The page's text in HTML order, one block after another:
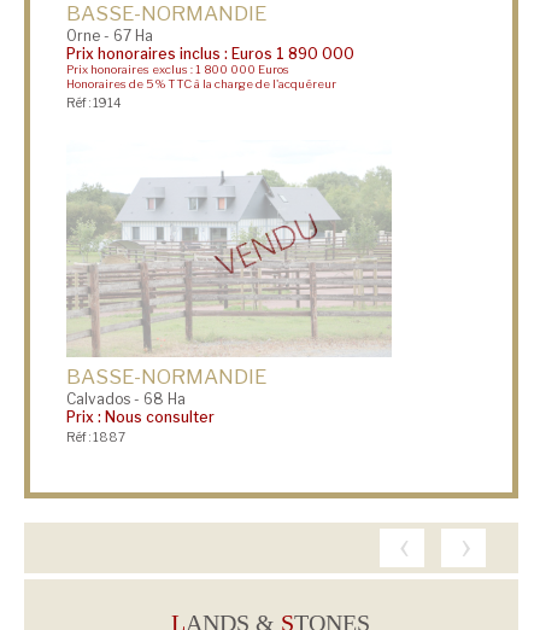
BASSE-NORMANDIE
Orne - 67 Ha
Prix honoraires inclus : Euros 1 890 000
Prix honoraires exclus : 1 800 000 Euros
Honoraires de 5 % TTC à la charge de l'acquéreur
Réf : 1914
BASSE-NORMANDIE
Calvados - 68 Ha
Prix : Nous consulter
Réf : 1887
›
‹
LANDS & STONES